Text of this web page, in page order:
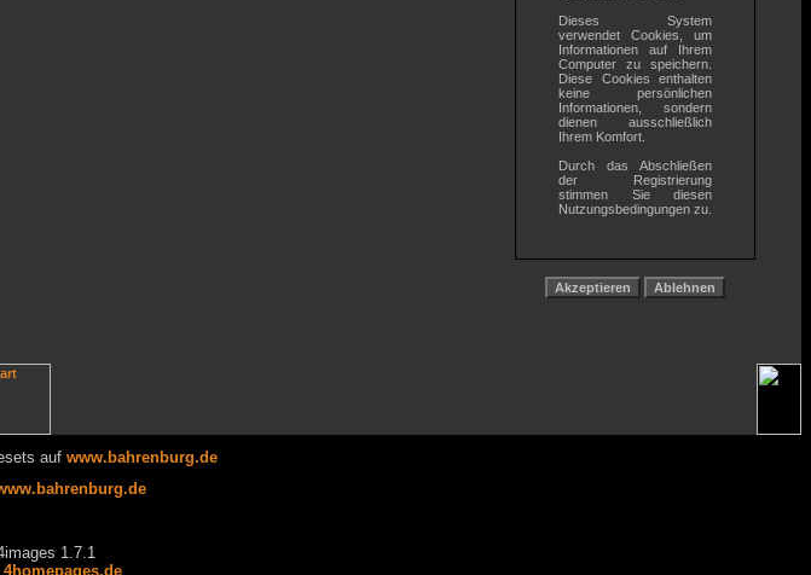
Dieses System
verwendet Cookies, um
Informationen auf Ihrem
Computer zu speichern.
Diese Cookies enthalten
keine persönlichen
Informationen, sondern
dienen ausschließlich
Ihrem Komfort.
Durch das Abschließen
der Registrierung
stimmen Sie diesen
Nutzungsbedingungen zu.
auf www.bahrenburg.de
1.7.1
4homepages.de